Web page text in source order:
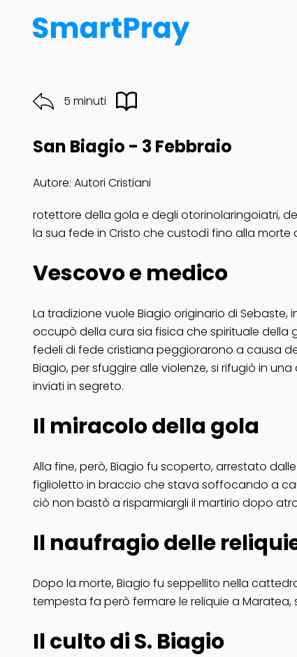
5 minuti
San Biagio - 3 Febbraio
Autore: Autori Cristiani
rotettore della gola e degli otorinolaringoiatri,
la sua fede in Cristo che custodì fino alla
Vescovo e medico
La tradizione vuole Biagio originario di
occupò della cura sia fisica che spirituale della
fedeli di fede cristiana peggiorarono a causa
Biagio, per sfuggire alle violenze, si rifugiò in
inviati in segreto.
Il miracolo della gola
Alla fine, però, Biagio fu scoperto, arrestato
figlioletto in braccio che stava soffocando a
ciò non bastò a risparmiargli il martirio dopo
Il naufragio delle
Dopo la morte, Biagio fu seppellito nella
tempesta fa però fermare le reliquie a
Il culto di S. Biagio